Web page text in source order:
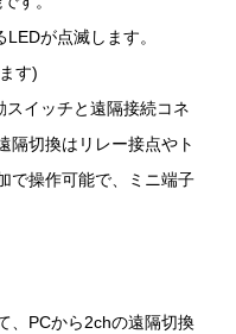
が点滅します。
す)
イッチと遠隔接続コネ
隔切換はリレー接点やト
で操作可能で、ミニ端子
、PCから2chの遠隔切換